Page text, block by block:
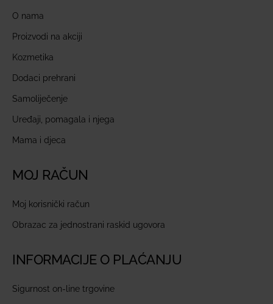
O nama
Proizvodi na akciji
Kozmetika
Dodaci prehrani
Samoliječenje
Uređaji, pomagala i njega
Mama i djeca
MOJ RAČUN
Moj korisnički račun
Obrazac za jednostrani raskid ugovora
INFORMACIJE O PLAĆANJU
Sigurnost on-line trgovine